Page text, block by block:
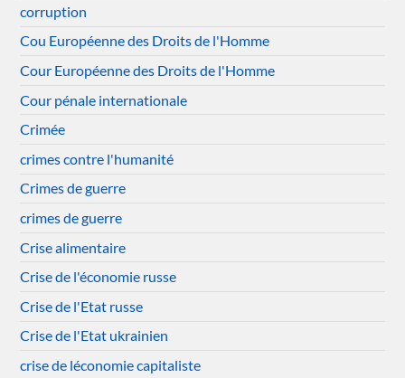
corruption
Cou Européenne des Droits de l'Homme
Cour Européenne des Droits de l'Homme
Cour pénale internationale
Crimée
crimes contre l'humanité
Crimes de guerre
crimes de guerre
Crise alimentaire
Crise de l'économie russe
Crise de l'Etat russe
Crise de l'Etat ukrainien
crise de léconomie capitaliste